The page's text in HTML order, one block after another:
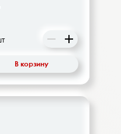
В корзину